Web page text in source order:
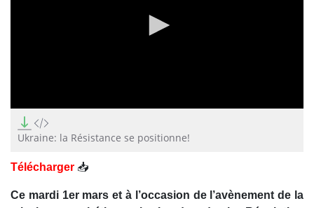
seconds
ofUkraine: la Résistance se positionne!
Télécharger 📥
Ce mardi 1er mars et à l’occasion de l’avènement de la